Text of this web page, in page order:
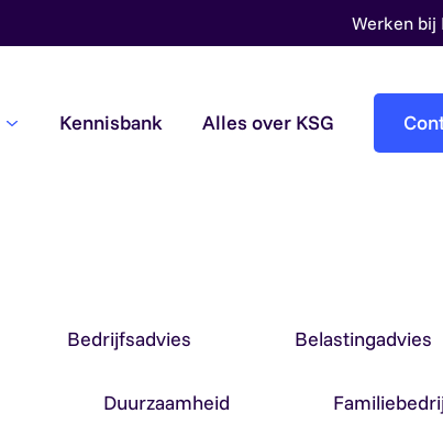
Werken bij
Kennisbank Alles over KSG
Bedrijfsadvies Belastingadvies
Duurzaamheid